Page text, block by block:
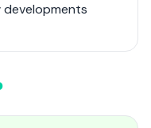
developments